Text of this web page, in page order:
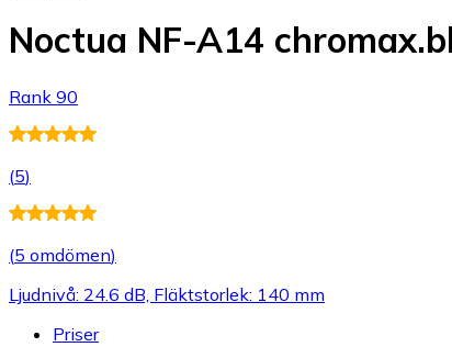
Noctua NF-A14
Rank 90
(5)
(5 omdömen)
Ljudnivå: 24.6 dB, Fläktstorlek: 140 mm
Priser